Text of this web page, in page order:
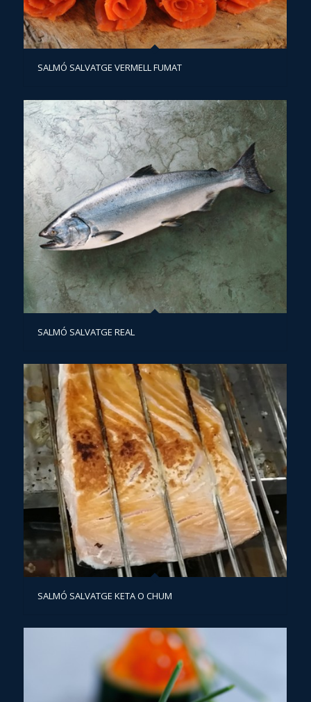
SALMÓ SALVATGE VERMELL FUMAT
SALMÓ SALVATGE REAL
SALMÓ SALVATGE KETA O CHUM